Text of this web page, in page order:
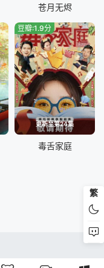
苍月无烬
更新至第24集
豆瓣:1.9分
毒舌家庭
繁
供的公开引用资源，未提供